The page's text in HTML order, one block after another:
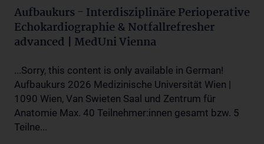
Aufbaukurs - Interdisziplinäre Perioperative
Echokardiographie & Notfallrefresher
advanced | MedUni Vienna
...Sorry, this content is only available in German!
Aufbaukurs 2026 Medizinische Universität Wien |
1090 Wien, Van Swieten Saal und Zentrum für
Anatomie Max. 40 Teilnehmer:innen gesamt bzw. 5
Teilne...